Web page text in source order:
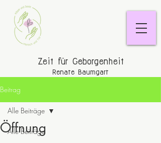
Renate Baumgart
Zeit für Geborgenheit
Beitrag
Alle Beiträge
Alle Beiträge
Öffnung